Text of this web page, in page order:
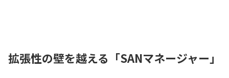
拡張性の壁を越える「SANマネージャー」